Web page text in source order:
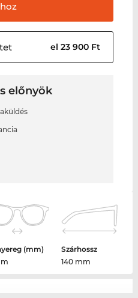
el 23 900 Ft
előnyök
(mm)
Szárhossz
140 mm